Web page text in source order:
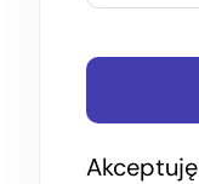
Akceptuję